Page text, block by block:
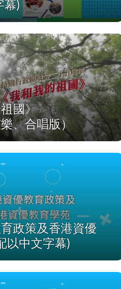
幕)
國》
、合唱版）
政策及香港資優
以中文字幕)